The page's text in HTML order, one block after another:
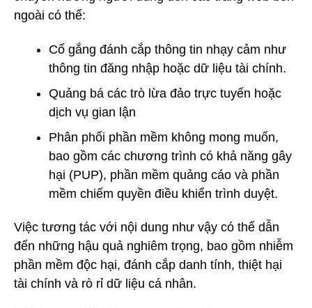
ngoài có thể:
Cố gắng đánh cắp thông tin nhạy cảm như
thông tin đăng nhập hoặc dữ liệu tài chính.
Quảng bá các trò lừa đảo trực tuyến hoặc
dịch vụ gian lận
Phân phối phần mềm không mong muốn,
bao gồm các chương trình có khả năng gây
hại (PUP), phần mềm quảng cáo và phần
mềm chiếm quyền điều khiển trình duyệt.
Việc tương tác với nội dung như vậy có thể dẫn
đến những hậu quả nghiêm trọng, bao gồm nhiễm
phần mềm độc hại, đánh cắp danh tính, thiệt hại
tài chính và rò rỉ dữ liệu cá nhân.